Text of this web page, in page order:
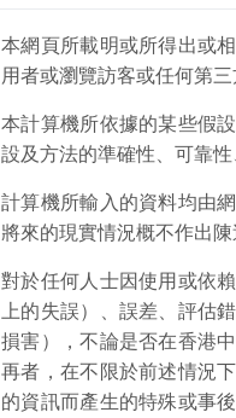
本網頁所載明或所得出或
用者或瀏覽訪客或任何第
本計算機所依據的某些假
設及方法的準確性、可靠
計算機所輸入的資料均由
將來的現實情況概不作出陳
對於任何人士因使用或依
上的失誤）、誤差、評估
損害），不論是否在香港
再者，在不限於前述情況
的資訊而產生的特殊或事
綠色項目信貸
此信貸評分計算機
01
請輸入項
02
請輸入項
03 貸款用途
請輸入你